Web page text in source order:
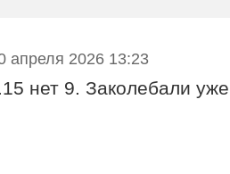
апреля 2026 13:23
нет 9. Заколебали уже